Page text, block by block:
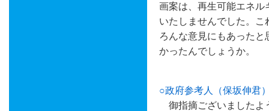
画案は、再生可能エネル
いたしませんでした。
ろんな意見にもあった
かったんでしょうか。
○政府参考人（保坂伸君
御指摘ございましたよ